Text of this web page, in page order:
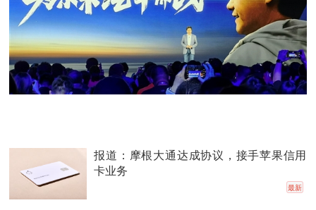
报道：摩根大通达成协议，接手苹果信用
卡业务
最新